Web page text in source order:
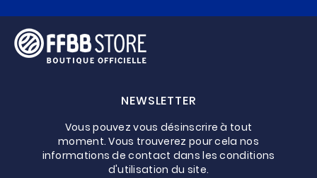
NEWSLETTER
Vous pouvez vous désinscrire à tout
moment. Vous trouverez pour cela nos
informations de contact dans les conditions
d'utilisation du site.